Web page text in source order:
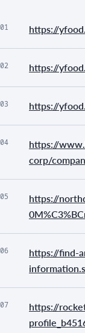
01 https://
02 https://
03 https://
04
https://
corp/
05
https://
06
https://find-
07
https://